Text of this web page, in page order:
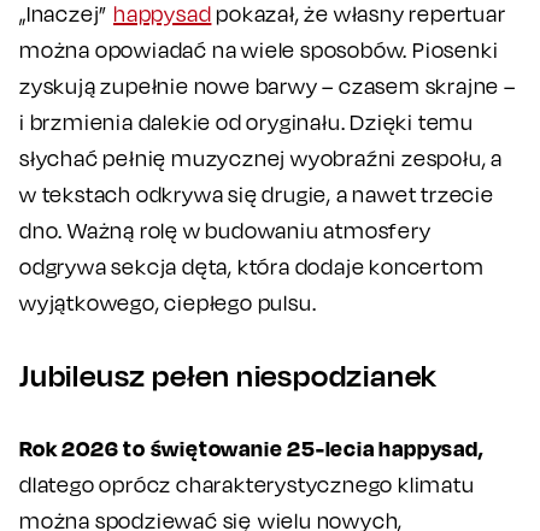
„Inaczej” happysad pokazał, że własny repertuar
można opowiadać na wiele sposobów. Piosenki
zyskują zupełnie nowe barwy – czasem skrajne –
i brzmienia dalekie od oryginału. Dzięki temu
słychać pełnię muzycznej wyobraźni zespołu, a
w tekstach odkrywa się drugie, a nawet trzecie
dno. Ważną rolę w budowaniu atmosfery
odgrywa sekcja dęta, która dodaje koncertom
wyjątkowego, ciepłego pulsu.
Jubileusz pełen niespodzianek
Rok 2026 to świętowanie 25-lecia happysad,
dlatego oprócz charakterystycznego klimatu
można spodziewać się wielu nowych,